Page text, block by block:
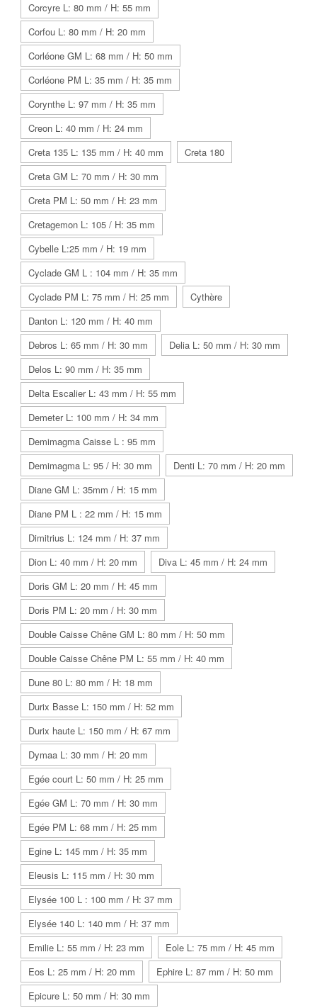
Corcyre L: 80 mm / H: 55 mm
Corfou L: 80 mm / H: 20 mm
Corléone GM L: 68 mm / H: 50 mm
Corléone PM L: 35 mm / H: 35 mm
Corynthe L: 97 mm / H: 35 mm
Creon L: 40 mm / H: 24 mm
Creta 135 L: 135 mm / H: 40 mm
Creta 180
Creta GM L: 70 mm / H: 30 mm
Creta PM L: 50 mm / H: 23 mm
Cretagemon L: 105 / H: 35 mm
Cybelle L:25 mm / H: 19 mm
Cyclade GM L : 104 mm / H: 35 mm
Cyclade PM L: 75 mm / H: 25 mm
Cythère
Danton L: 120 mm / H: 40 mm
Debros L: 65 mm / H: 30 mm
Delia L: 50 mm / H: 30 mm
Delos L: 90 mm / H: 35 mm
Delta Escalier L: 43 mm / H: 55 mm
Demeter L: 100 mm / H: 34 mm
Demimagma Caisse L : 95 mm
Demimagma L: 95 / H: 30 mm
Denti L: 70 mm / H: 20 mm
Diane GM L: 35mm / H: 15 mm
Diane PM L : 22 mm / H: 15 mm
Dimitrius L: 124 mm / H: 37 mm
Dion L: 40 mm / H: 20 mm
Diva L: 45 mm / H: 24 mm
Doris GM L: 20 mm / H: 45 mm
Doris PM L: 20 mm / H: 30 mm
Double Caisse Chêne GM L: 80 mm / H: 50 mm
Double Caisse Chêne PM L: 55 mm / H: 40 mm
Dune 80 L: 80 mm / H: 18 mm
Durix Basse L: 150 mm / H: 52 mm
Durix haute L: 150 mm / H: 67 mm
Dymaa L: 30 mm / H: 20 mm
Egée court L: 50 mm / H: 25 mm
Egée GM L: 70 mm / H: 30 mm
Egée PM L: 68 mm / H: 25 mm
Egine L: 145 mm / H: 35 mm
Eleusis L: 115 mm / H: 30 mm
Elysée 100 L : 100 mm / H: 37 mm
Elysée 140 L: 140 mm / H: 37 mm
Emilie L: 55 mm / H: 23 mm
Eole L: 75 mm / H: 45 mm
Eos L: 25 mm / H: 20 mm
Ephire L: 87 mm / H: 50 mm
Epicure L: 50 mm / H: 30 mm